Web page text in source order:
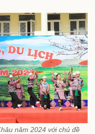
năm 2024 với chủ đề